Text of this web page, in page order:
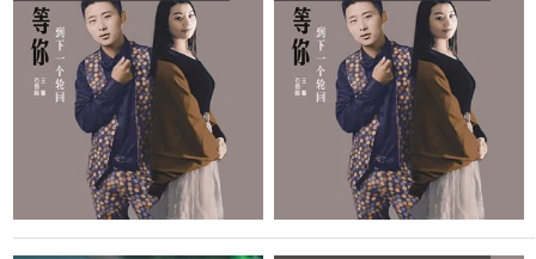
是王馨/石雪峰)，欣妍涛声
依旧【主唱】不玩币～互动
演唱点播:196次
是王馨/石雪峰)，萍雨鑫演
唱点播:73次